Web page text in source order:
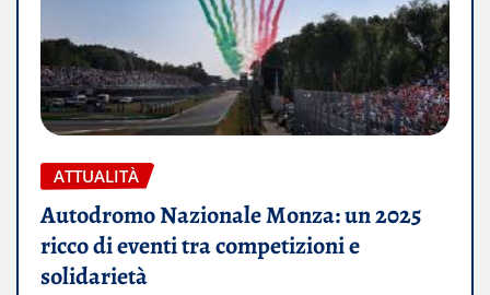
ATTUALITÀ
Autodromo Nazionale Monza: un 2025
ricco di eventi tra competizioni e
solidarietà